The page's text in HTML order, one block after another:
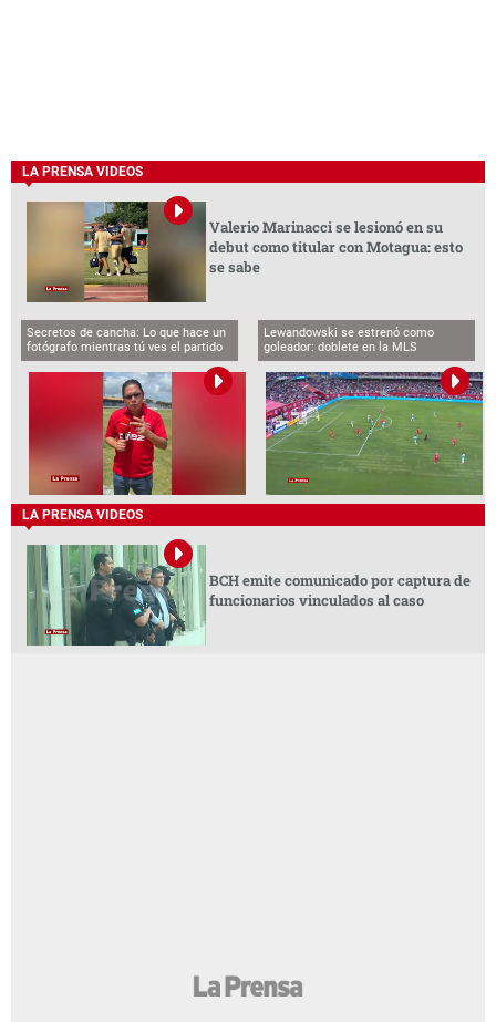
LA PRENSA VIDEOS
Valerio Marinacci se lesionó en su
debut como titular con Motagua: esto
se sabe
Secretos de cancha: Lo que hace un
fotógrafo mientras tú ves el partido
Lewandowski se estrenó como
goleador: doblete en la MLS
LA PRENSA VIDEOS
BCH emite comunicado por captura de
funcionarios vinculados al caso